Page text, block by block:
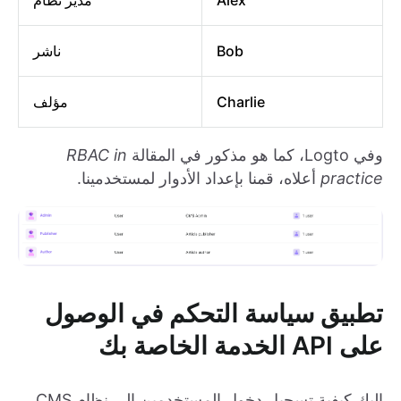
Bob ناشر
Charlie مؤلف
وفي Logto، كما هو مذكور في المقالة
RBAC in
practice أعلاه، قمنا بإعداد الأدوار لمستخدمينا.
تطبيق سياسة التحكم في الوصول
على API الخدمة الخاصة بك